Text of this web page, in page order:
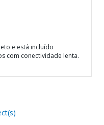
e está incluído
com conectividade lenta.